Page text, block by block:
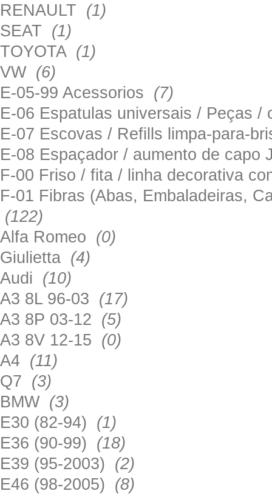
RENAULT (1)
SEAT (1)
TOYOTA (1)
VW (6)
E-05-99 Acessorios (7)
E-06 Espatulas universais / Peças
E-07 Escovas / Refills limpa-para-
E-08 Espaçador / aumento de
F-00 Friso / fita / linha decorativa
F-01 Fibras (Abas, Embaladeiras,
(122)
Alfa Romeo (0)
Giulietta (4)
Audi (10)
A3 8L 96-03 (17)
A3 8P 03-12 (5)
A3 8V 12-15 (0)
A4 (11)
Q7 (3)
BMW (3)
E30 (82-94) (1)
E36 (90-99) (18)
E39 (95-2003) (2)
E46 (98-2005) (8)